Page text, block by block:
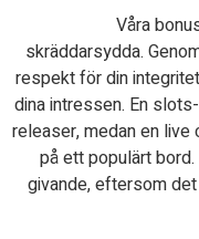
Våra
skräddarsydda.
respekt för din
dina intressen. En
releaser, medan en
på ett populärt
givande, eftersom